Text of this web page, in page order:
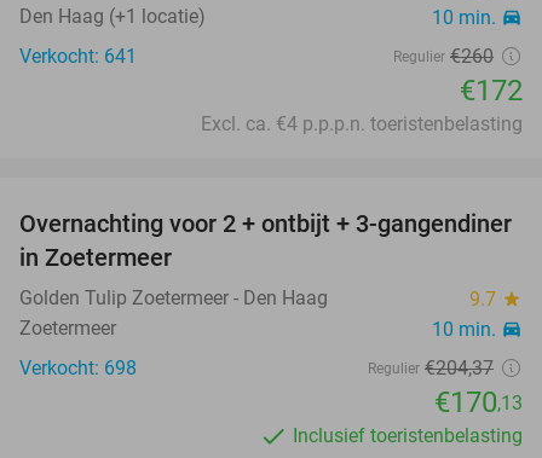
Den Haag (+1 locatie) 10 min. directions_car
Verkocht: 641 Regulier €260
€172
Excl. ca. €4 p.p.p.n. toeristenbelasting
17%
Overnachting voor 2 + ontbijt + 3-gangendiner
in Zoetermeer
Golden Tulip Zoetermeer - Den Haag 9.7 star
Zoetermeer 10 min. directions_car
Verkocht: 698 Regulier €204,37
€170,13
Inclusief toeristenbelasting